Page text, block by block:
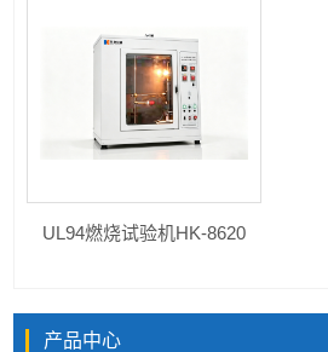
UL94燃烧试验机HK-8620
产品中心